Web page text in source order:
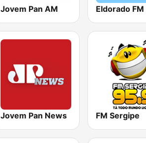
Jovem Pan AM
Jovem Pan News FM Sergipe